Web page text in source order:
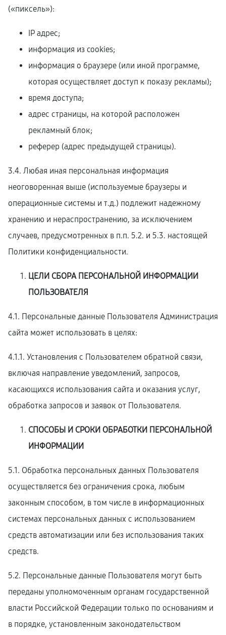
(«пиксель»):
IP адрес;
информация из cookies;
информация о браузере (или иной программе,
которая осуществляет доступ к показу рекламы);
время доступа;
адрес страницы, на которой расположен
рекламный блок;
реферер (адрес предыдущей страницы).
3.4. Любая иная персональная информация
неоговоренная выше (используемые браузеры и
операционные системы и т.д.) подлежит надежному
хранению и нераспространению, за исключением
случаев, предусмотренных в п.п. 5.2. и 5.3. настоящей
Политики конфиденциальности.
ЦЕЛИ СБОРА ПЕРСОНАЛЬНОЙ ИНФОРМАЦИИ
ПОЛЬЗОВАТЕЛЯ
4.1. Персональные данные Пользователя Администрация
сайта может использовать в целях:
4.1.1. Установления с Пользователем обратной связи,
включая направление уведомлений, запросов,
касающихся использования сайта и оказания услуг,
обработка запросов и заявок от Пользователя.
СПОСОБЫ И СРОКИ ОБРАБОТКИ ПЕРСОНАЛЬНОЙ
ИНФОРМАЦИИ
5.1. Обработка персональных данных Пользователя
осуществляется без ограничения срока, любым
законным способом, в том числе в информационных
системах персональных данных с использованием
средств автоматизации или без использования таких
средств.
5.2. Персональные данные Пользователя могут быть
переданы уполномоченным органам государственной
власти Российской Федерации только по основаниям и
в порядке, установленным законодательством